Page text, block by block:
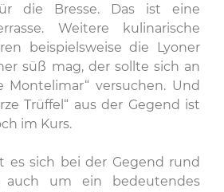
die Bresse. Das ist eine
Weitere kulinarische
beispielsweise die Lyoner
süß mag, der sollte sich an
Montelimar“ versuchen. Und
Trüffel“ aus der Gegend ist
im Kurs.
es sich bei der Gegend rund
um ein bedeutendes